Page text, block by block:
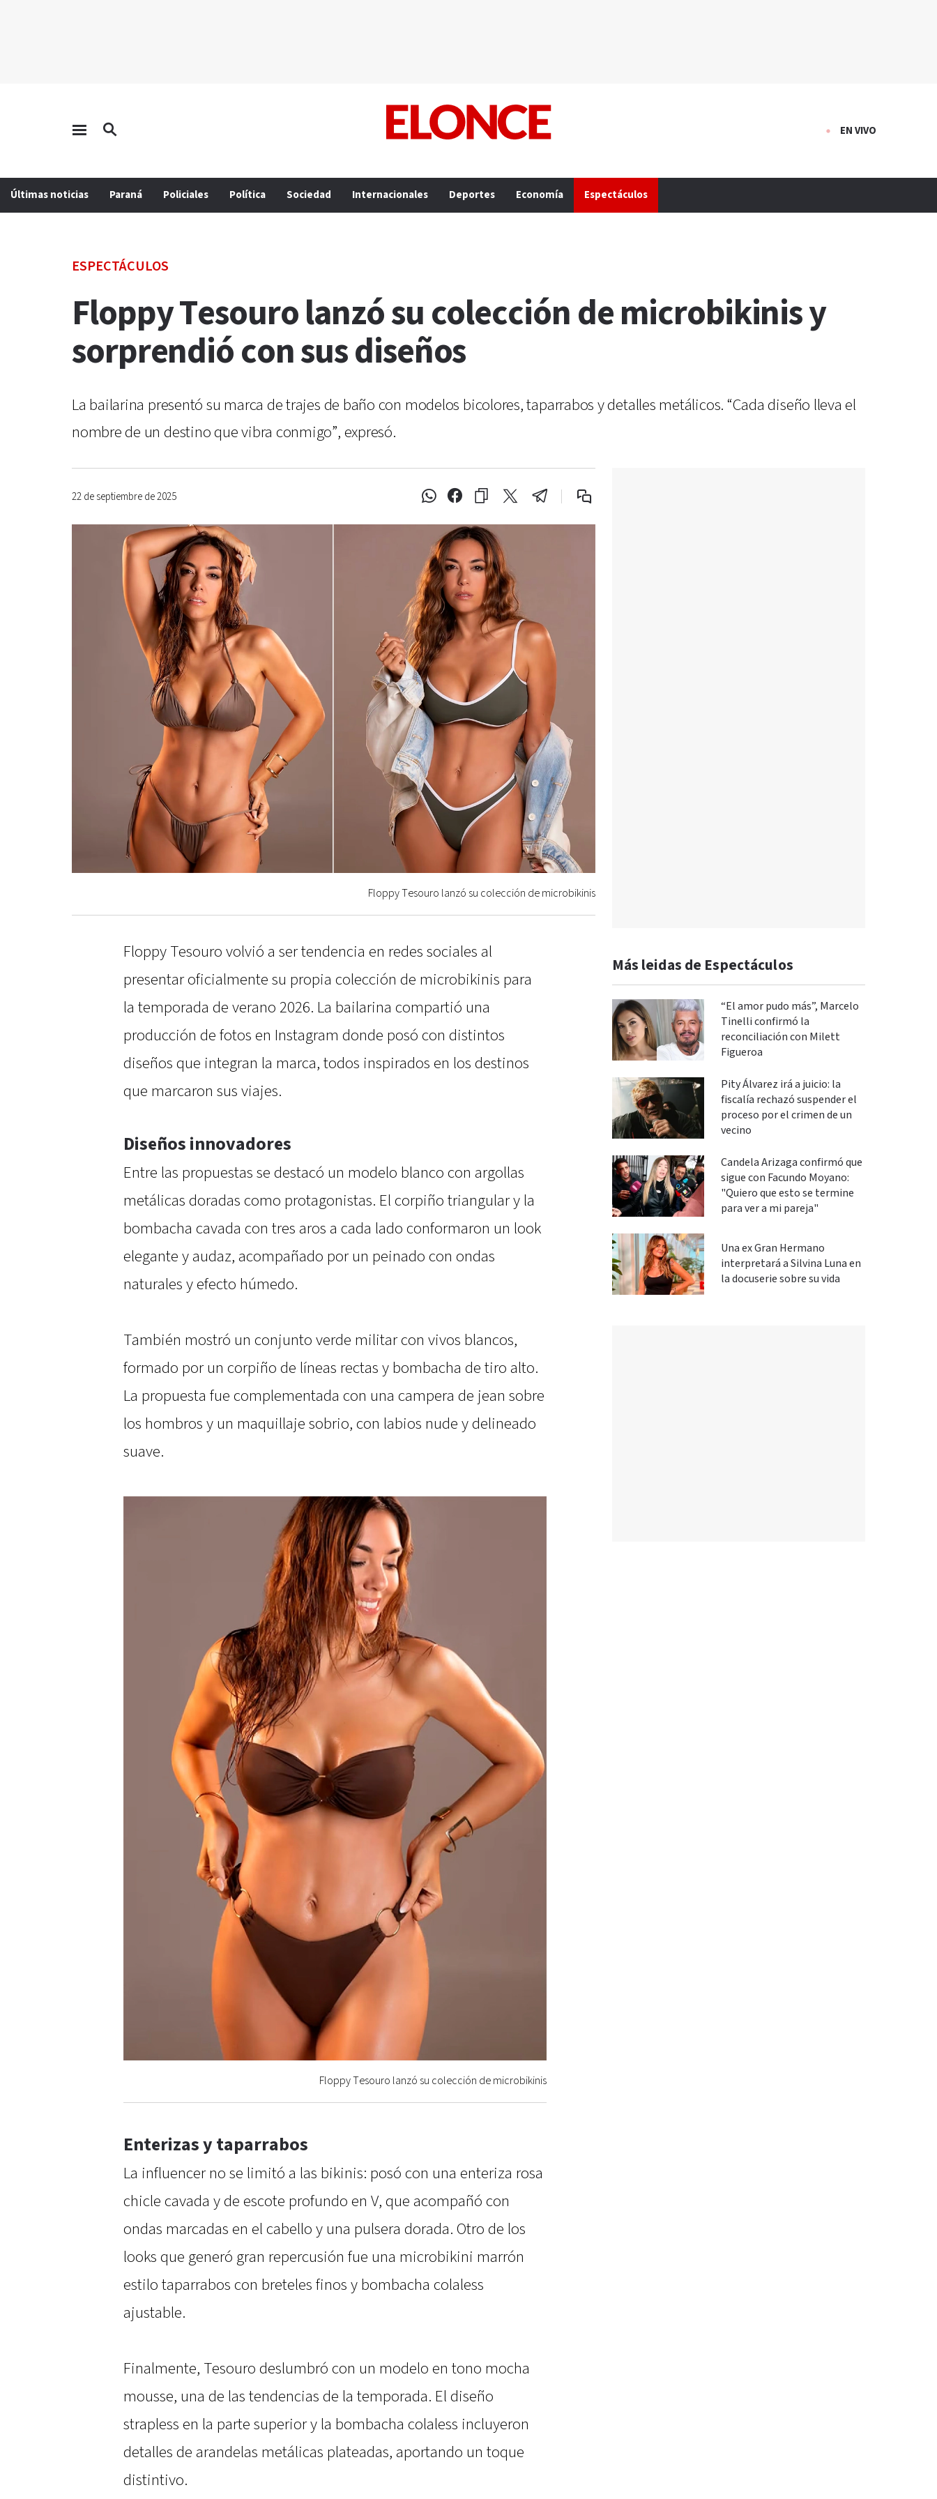
EN VIVO
Últimas noticias Paraná Policiales Política Sociedad Internacionales Deportes Economía Espectáculos
ESPECTÁCULOS
Floppy Tesouro lanzó su colección de microbikinis y
sorprendió con sus diseños
La bailarina presentó su marca de trajes de baño con modelos bicolores, taparrabos y detalles metálicos. “Cada diseño lleva el
nombre de un destino que vibra conmigo”, expresó.
22 de septiembre de 2025
Floppy Tesouro lanzó su colección de microbikinis
Floppy Tesouro volvió a ser tendencia en redes sociales al
presentar oficialmente su propia colección de microbikinis para
la temporada de verano 2026. La bailarina compartió una
producción de fotos en Instagram donde posó con distintos
diseños que integran la marca, todos inspirados en los destinos
que marcaron sus viajes.
Diseños innovadores
Entre las propuestas se destacó un modelo blanco con argollas
metálicas doradas como protagonistas. El corpiño triangular y la
bombacha cavada con tres aros a cada lado conformaron un look
elegante y audaz, acompañado por un peinado con ondas
naturales y efecto húmedo.
También mostró un conjunto verde militar con vivos blancos,
formado por un corpiño de líneas rectas y bombacha de tiro alto.
La propuesta fue complementada con una campera de jean sobre
los hombros y un maquillaje sobrio, con labios nude y delineado
suave.
Floppy Tesouro lanzó su colección de microbikinis
Enterizas y taparrabos
La influencer no se limitó a las bikinis: posó con una enteriza rosa
chicle cavada y de escote profundo en V, que acompañó con
ondas marcadas en el cabello y una pulsera dorada. Otro de los
looks que generó gran repercusión fue una microbikini marrón
estilo taparrabos con breteles finos y bombacha colaless
ajustable.
Finalmente, Tesouro deslumbró con un modelo en tono mocha
mousse, una de las tendencias de la temporada. El diseño
strapless en la parte superior y la bombacha colaless incluyeron
detalles de arandelas metálicas plateadas, aportando un toque
distintivo.
Más leidas de Espectáculos
“El amor pudo más”, Marcelo
Tinelli confirmó la
reconciliación con Milett
Figueroa
Pity Álvarez irá a juicio: la
fiscalía rechazó suspender el
proceso por el crimen de un
vecino
Candela Arizaga confirmó que
sigue con Facundo Moyano:
"Quiero que esto se termine
para ver a mi pareja"
Una ex Gran Hermano
interpretará a Silvina Luna en
la docuserie sobre su vida